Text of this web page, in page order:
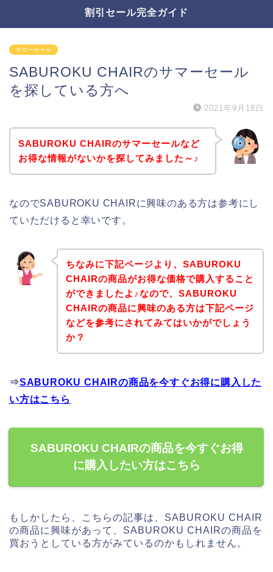
割引セール完全ガイド
サマーセール
SABUROKU CHAIRのサマーセール
を探している方へ
2021年9月18日
SABUROKU CHAIRのサマーセールなど
お得な情報がないかを探してみました～♪
なのでSABUROKU CHAIRに興味のある方は参考にし
ていただけると幸いです。
ちなみに下記ページより、SABUROKU
CHAIRの商品がお得な価格で購入すること
ができましたよ♪なので、SABUROKU
CHAIRの商品に興味のある方は下記ページ
などを参考にされてみてはいかがでしょう
か？
⇒SABUROKU CHAIRの商品を今すぐお得に購入した
い方はこちら
SABUROKU CHAIRの商品を今すぐお得
に購入したい方はこちら
もしかしたら、こちらの記事は、SABUROKU CHAIR
の商品に興味があって、SABUROKU CHAIRの商品を
買おうとしている方がみているのかもしれません。